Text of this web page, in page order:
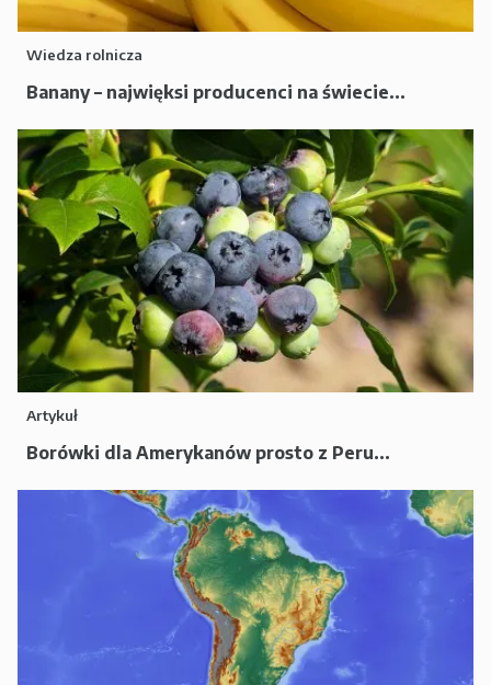
Wiedza rolnicza
Banany – najwięksi producenci na świecie...
Artykuł
Borówki dla Amerykanów prosto z Peru...